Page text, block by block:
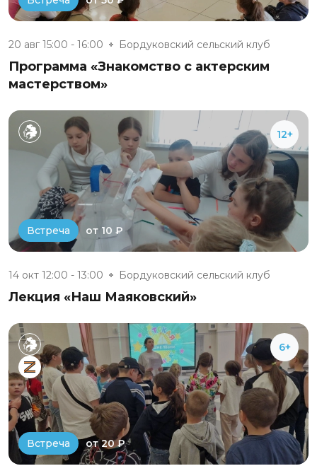
20 авг 15:00 - 16:00 Бордуковский сельский клуб
Программа «Знакомство с актерским
мастерством»
12+
Встреча от 10 ₽
14 окт 12:00 - 13:00 Бордуковский сельский клуб
Лекция «Наш Маяковский»
6+
Встреча от 20 ₽